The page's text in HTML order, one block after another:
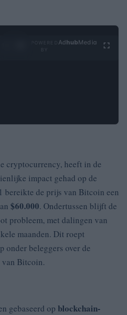
Ad hubMedia
cryptocurrency, heeft in de
impact gehad op de
bereikte de prijs van Bitcoin een
$60.000. Ondertussen blijft de
probleem, met dalingen van
maanden. Dit roept
onder beleggers over de
van Bitcoin.
gebaseerd op blockchain-